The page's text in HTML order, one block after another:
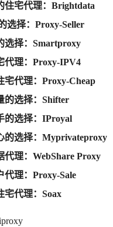
住宅代理： Brightdata
选择： Proxy-Seller
择： Smartproxy
理： Proxy-IPV4
代理： Proxy-Cheap
选择： Shifter
选择： IProyal
选择： Myprivateproxy
理： WebShare Proxy
理： Proxy-Sale
代理： Soax